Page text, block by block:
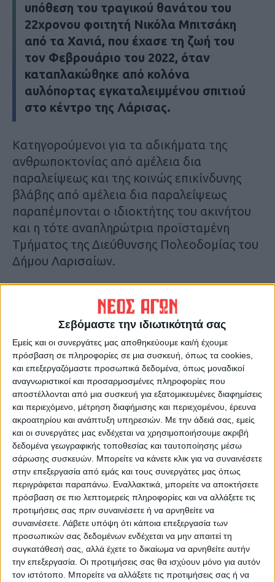
Σεβόμαστε την ιδιωτικότητά σας
Εμείς και οι συνεργάτες μας αποθηκεύουμε και/ή έχουμε
πρόσβαση σε πληροφορίες σε μια συσκευή, όπως τα cookies,
και επεξεργαζόμαστε προσωπικά δεδομένα, όπως μοναδικοί
αναγνωριστικοί και προσαρμοσμένες πληροφορίες που
αποστέλλονται από μια συσκευή για εξατομικευμένες διαφημίσεις
και περιεχόμενο, μέτρηση διαφήμισης και περιεχομένου, έρευνα
ακροατηρίου και ανάπτυξη υπηρεσιών. Με την άδειά σας, εμείς
και οι συνεργάτες μας ενδέχεται να χρησιμοποιήσουμε ακριβή
δεδομένα γεωγραφικής τοποθεσίας και ταυτοποίησης μέσω
σάρωσης συσκευών. Μπορείτε να κάνετε κλικ για να συναινέσετε
στην επεξεργασία από εμάς και τους συνεργάτες μας όπως
περιγράφεται παραπάνω. Εναλλακτικά, μπορείτε να αποκτήσετε
πρόσβαση σε πιο λεπτομερείς πληροφορίες και να αλλάξετε τις
προτιμήσεις σας πριν συναινέσετε ή να αρνηθείτε να
συναινέσετε. Λάβετε υπόψη ότι κάποια επεξεργασία των
προσωπικών σας δεδομένων ενδέχεται να μην απαιτεί τη
συγκατάθεσή σας, αλλά έχετε το δικαίωμα να αρνηθείτε αυτήν
την επεξεργασία. Οι προτιμήσεις σας θα ισχύουν μόνο για αυτόν
τον ιστότοπο. Μπορείτε να αλλάξετε τις προτιμήσεις σας ή να
υπόθεση του τραγικού θανάτου του
22χρονου φοιτητή Νικόλα Μπιτσάκη
από τα Χανιά, που έχασε τη ζωή του
τον Φεβρουάριο του 2022, όταν
καταπλακώθηκε από κολόνα
αυλόπορτας εγκαταλειμμένου σπιτιού
στο κέντρο της Λάρισας.
Κατηγορούμενοι για τα αδικήματα της
ανθρωποκτονίας από αμέλεια δια
παραλείψεως και της κοινώς επικίνδυνης
βλάβης από αμέλεια δια παραλείψεως
παραπέμπονται ο ιδιοκτήτης του ακινήτου
και η τότε αναπληρώτρια προϊσταμένη
Τμήματος της Διεύθυνσης Πολεοδομίας του
Δήμου Λαρισαίων.
εγκαταλειμμένο ακίνητο στη συμβολή των
οδών Ασκληπιού και Οικονόμων. Σύμφωνα
με μαρτυρίες φίλων του, ο νεαρός φοιτητής
κατευθύνθηκε μόνος του προς την παλιά
κατοικία και, σε μια αυθόρμητη κίνηση,
κλώτσησε τη μεταλλική αυλόπορτα. Από την
κλωτσιά, κατέρρευσε η πλινθόκτιστη
κολόνα που τη συγκρατούσε, με
αποτέλεσμα να τον καταπλακώσουν τα
τούβλα και να υποστεί θανατηφόρες
κρανιοεγκεφαλικές κακώσεις.
Τελευταίες Ειδήσεις Σήμερα
Ακολούθησε την εφημερίδα ΝΕΟΣ
ΑΓΩΝ στο Google News!